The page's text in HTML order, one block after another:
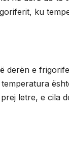
ku
derën e
letre, e cila